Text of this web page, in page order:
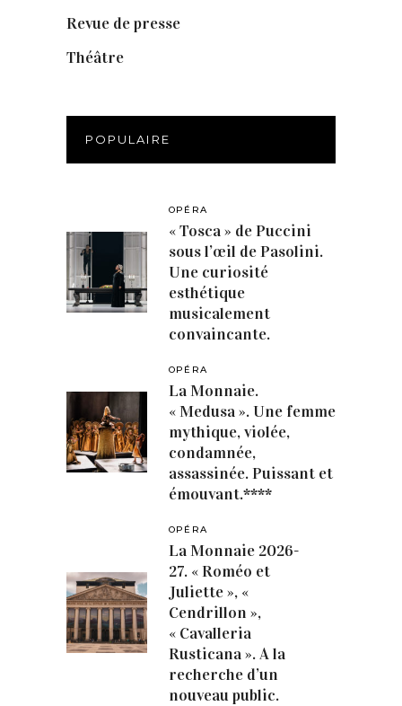
Revue de presse
Théâtre
POPULAIRE
OPÉRA
« Tosca » de Puccini
sous l’œil de Pasolini.
Une curiosité
esthétique
musicalement
convaincante.
OPÉRA
La Monnaie.
« Medusa ». Une femme
mythique, violée,
condamnée,
assassinée. Puissant et
émouvant.****
OPÉRA
La Monnaie 2026-
27. « Roméo et
Juliette », «
Cendrillon »,
« Cavalleria
Rusticana ». A la
recherche d’un
nouveau public.